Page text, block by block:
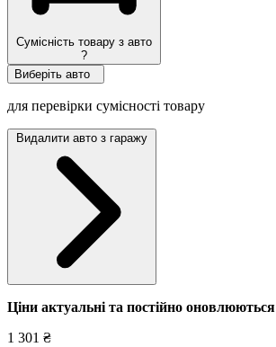
Сумісність товару з авто
?
Виберіть авто
для перевірки сумісності товару
Видалити авто з гаражу
Ціни актуальні та постійно оновлюються
1 301 ₴